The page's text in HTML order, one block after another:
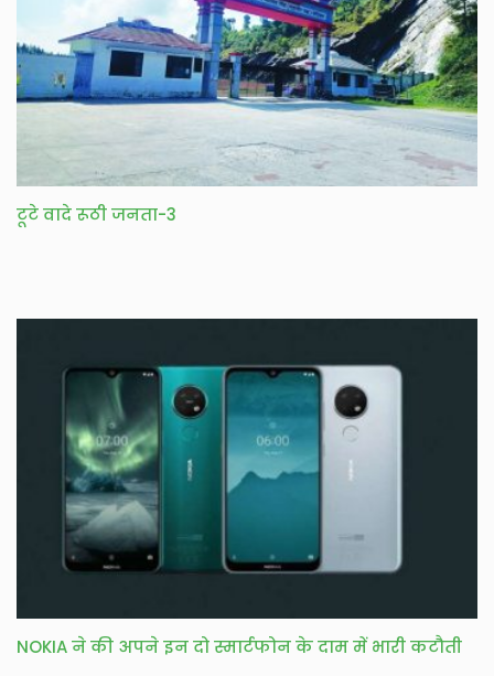
टूटे वादे रूठी जनता-3
NOKIA ने की अपने इन दो स्मार्टफोन के दाम में भारी कटौती